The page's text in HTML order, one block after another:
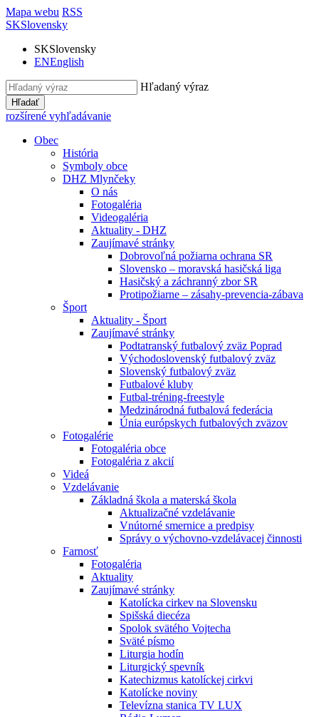
Mapa webu RSS
SKSlovensky
SKSlovensky
ENEnglish
Hľadaný výraz
Hľadať
rozšírené vyhľadávanie
Obec
História
Symboly obce
DHZ Mlynčeky
O nás
Fotogaléria
Videogaléria
Aktuality - DHZ
Zaujímavé stránky
Dobrovoľná požiarna ochrana SR
Slovensko – moravská hasičská liga
Hasičský a záchranný zbor SR
Protipožiarne – zásahy-prevencia-zábava
Šport
Aktuality - Šport
Zaujímavé stránky
Podtatranský futbalový zväz Poprad
Východoslovenský futbalový zväz
Slovenský futbalový zväz
Futbalové kluby
Futbal-tréning-freestyle
Medzinárodná futbalová federácia
Únia európskych futbalových zväzov
Fotogalérie
Fotogaléria obce
Fotogaléria z akcií
Videá
Vzdelávanie
Základná škola a materská škola
Aktualizačné vzdelávanie
Vnútorné smernice a predpisy
Správy o výchovno-vzdelávacej činnosti
Farnosť
Fotogaléria
Aktuality
Zaujímavé stránky
Katolícka cirkev na Slovensku
Spišská diecéza
Spolok svätého Vojtecha
Sväté písmo
Liturgia hodín
Liturgický spevník
Katechizmus katolíckej cirkvi
Katolícke noviny
Televízna stanica TV LUX